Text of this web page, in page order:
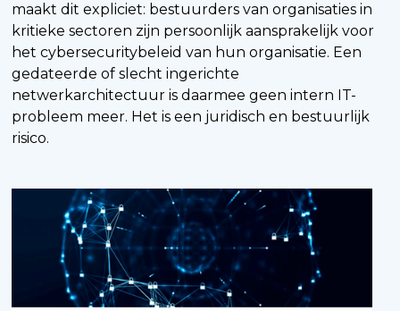
maakt dit expliciet: bestuurders van organisaties in
kritieke sectoren zijn persoonlijk aansprakelijk voor
het cybersecuritybeleid van hun organisatie. Een
gedateerde of slecht ingerichte
netwerkarchitectuur is daarmee geen intern IT-
probleem meer. Het is een juridisch en bestuurlijk
risico.